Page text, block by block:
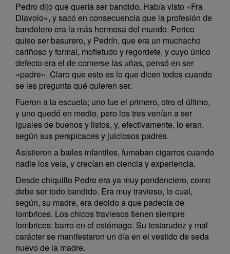
Pedro dijo que quería ser bandido. Había visto «Fra
Diavolo», y sacó en consecuencia que la profesión de
bandolero era la más hermosa del mundo. Perico
quiso ser basurero, y Pedrín, que era un muchacho
cariñoso y formal, mofletudo y regordete, y cuyo único
defecto era el de comerse las uñas, pensó en ser
«padre». Claro que esto es lo que dicen todos cuando
se les pregunta qué quieren ser.
Fueron a la escuela; uno fue el primero, otro el último,
y uno quedó en medio, pero los tres venían a ser
iguales de buenos y listos, y, efectivamente, lo eran,
según sus perspicaces y juiciosos padres.
Asistieron a bailes infantiles, fumaban cigarros cuando
nadie los veía, y crecían en ciencia y experiencia.
Desde chiquillo Pedro era ya muy pendenciero, como
debe ser todo bandido. Era muy travieso, lo cual,
según, su madre, era debido a que padecía de
lombrices. Los chicos traviesos tienen siempre
lombrices: barro en el estómago. Su testarudez y mal
carácter se manifestaron un día en el vestido de seda
nuevo de la madre.